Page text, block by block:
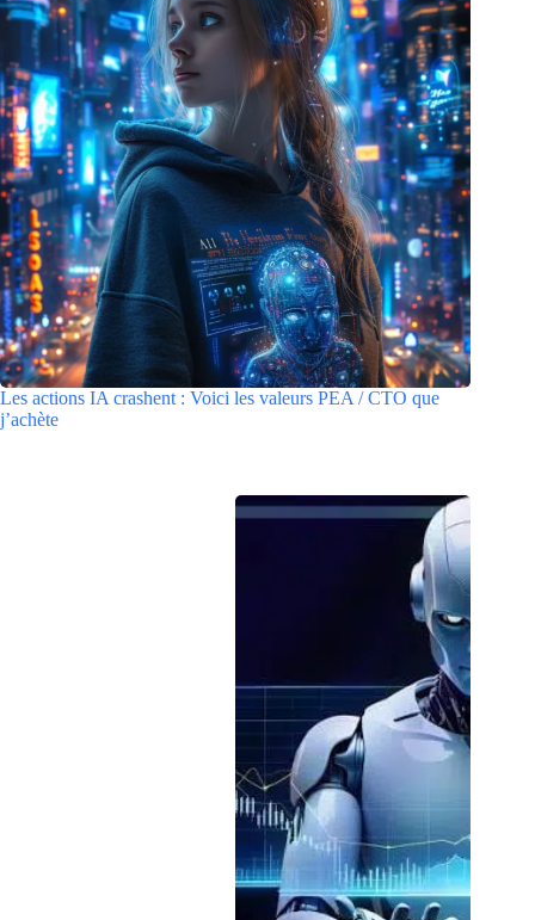
Les actions IA crashent : Voici les valeurs PEA / CTO que
j’achète